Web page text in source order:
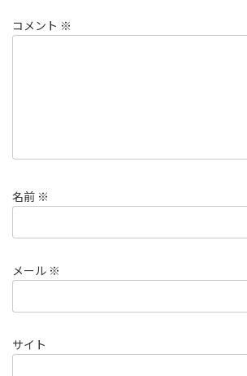
コメント ※
名前 ※
メール ※
サイト